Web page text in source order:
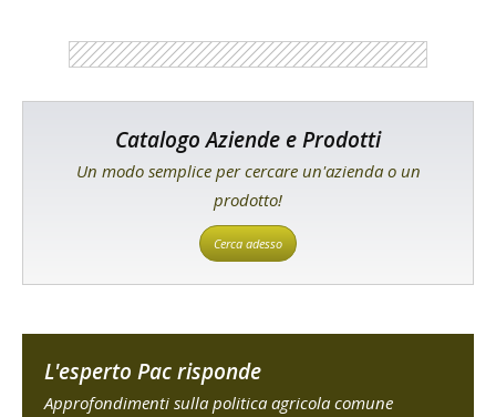
Catalogo Aziende e Prodotti
Un modo semplice per cercare un'azienda o un
prodotto!
Cerca adesso
L'esperto Pac risponde
Approfondimenti sulla politica agricola comune